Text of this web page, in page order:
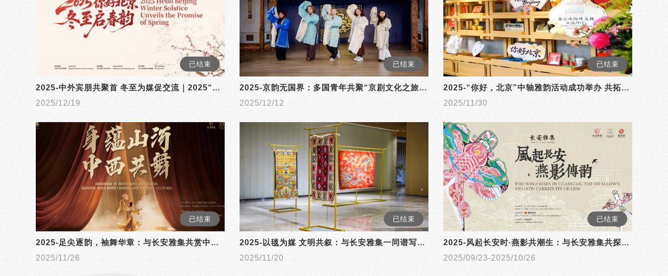
已结束
2025-中外宾朋共聚首 冬至为媒促交流｜2025“你好，北京”冬至启春韵活动成功举办
2025/12/19
已结束
2025-京韵无国界：多国青年共聚“京剧文化之旅体验日”，邂逅东方之美
2025/12/12
已结束
2025-“你好，北京”中轴雅韵活动成功举办 共拓北京入境旅游发展新篇
2025/11/30
已结束
2025-足尖逐韵，袖舞华章：与长安雅集共赏中西古典舞之美
2025/11/26
已结束
2025-以毯为媒 文明共叙：与长安雅集一同谱写中塞友谊
2025/11/20
已结束
2025-风起长安时·燕影共潮生：与长安雅集共探千年风翎的当代新韵
2025/09/23-2025/10/26